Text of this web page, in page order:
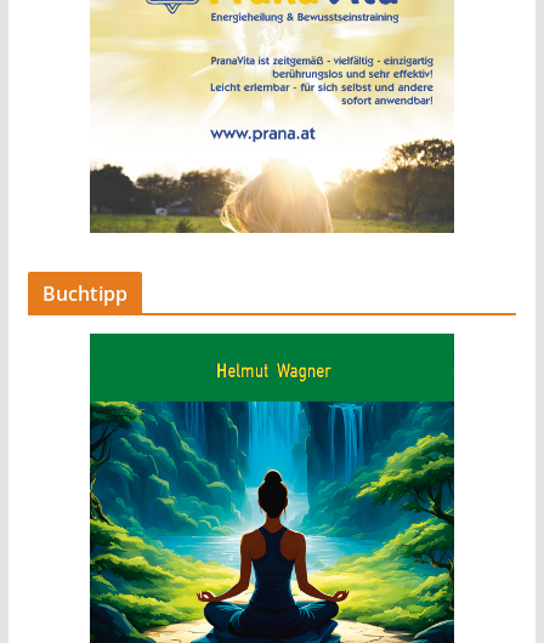
Buchtipp